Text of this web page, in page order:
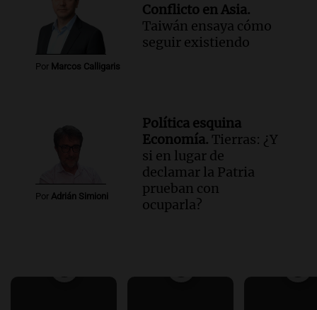
Por Marcos Calligaris
Conflicto en Asia.
Taiwán ensaya cómo
seguir existiendo
Por Adrián Simioni
Política esquina
Economía. Tierras: ¿Y
si en lugar de
declamar la Patria
prueban con
ocuparla?